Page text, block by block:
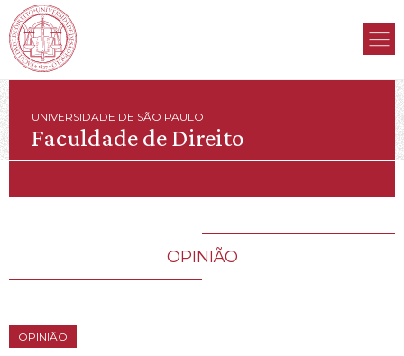
UNIVERSIDADE DE SÃO PAULO
Faculdade de Direito
OPINIÃO
OPINIÃO